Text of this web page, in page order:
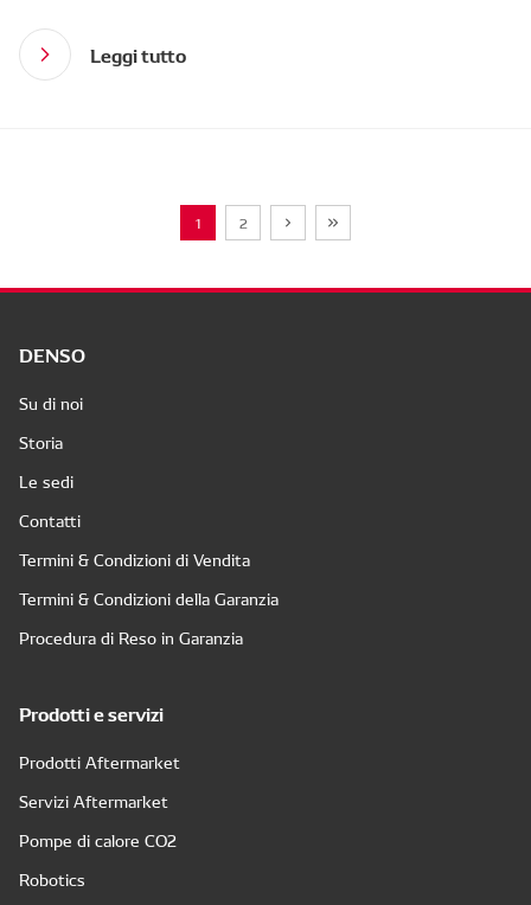
Leggi tutto
1 2
DENSO
Su di noi
Storia
Le sedi
Contatti
Termini & Condizioni di Vendita
Termini & Condizioni della Garanzia
Procedura di Reso in Garanzia
Prodotti e servizi
Prodotti Aftermarket
Servizi Aftermarket
Pompe di calore CO2
Robotics